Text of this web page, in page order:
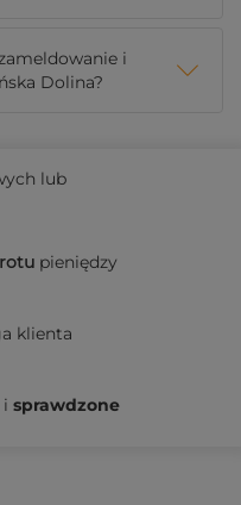
i
Dolina?
lub
pieniędzy
klienta
i sprawdzone